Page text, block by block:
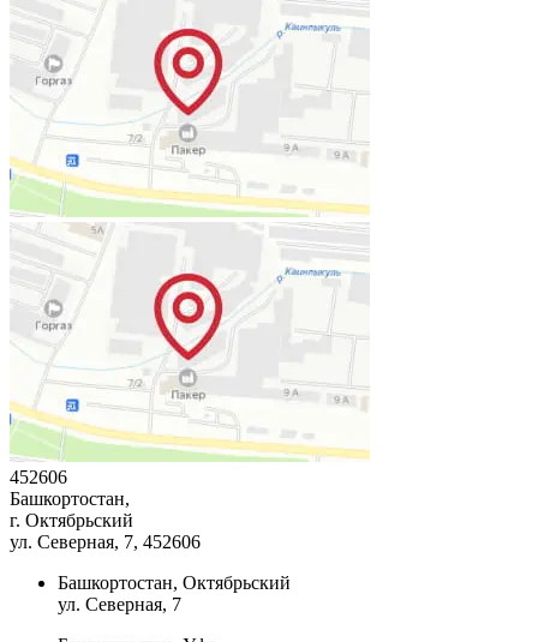
452606
Башкортостан,
г. Октябрьский
ул. Северная, 7, 452606
Башкортостан, Октябрьский
ул. Северная, 7